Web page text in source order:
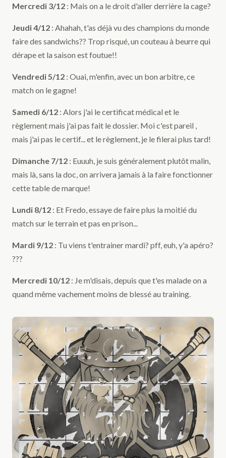
Mercredi 3/12 : Mais on a le droit d'aller derrière la cage?
Jeudi 4/12 : Ahahah, t'as déjà vu des champions du monde
faire des sandwichs?? Trop risqué, un couteau à beurre qui
dérape et la saison est foutue!!
Vendredi 5/12 : Ouai, m'enfin, avec un bon arbitre, ce
match on le gagne!
Samedi 6/12 : Alors j'ai le certificat médical et le
règlement mais j'ai pas fait le dossier. Moi c'est pareil ,
mais j'ai pas le certif... et le règlement, je le filerai plus tard!
Dimanche 7/12 : Euuuh, je suis généralement plutôt malin,
mais là, sans la doc, on arrivera jamais à la faire fonctionner
cette table de marque!
Lundi 8/12 : Et Fredo, essaye de faire plus la moitié du
match sur le terrain et pas en prison...
Mardi 9/12 : Tu viens t'entrainer mardi? pff, euh, y'a apéro?
???
Mercredi 10/12 : Je m'disais, depuis que t'es malade on a
quand même vachement moins de blessé au training.